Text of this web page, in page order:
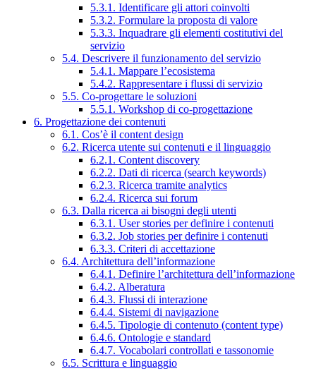
5.3.1. Identificare gli attori coinvolti
5.3.2. Formulare la proposta di valore
5.3.3. Inquadrare gli elementi costitutivi del
servizio
5.4. Descrivere il funzionamento del servizio
5.4.1. Mappare l’ecosistema
5.4.2. Rappresentare i flussi di servizio
5.5. Co-progettare le soluzioni
5.5.1. Workshop di co-progettazione
6. Progettazione dei contenuti
6.1. Cos’è il content design
6.2. Ricerca utente sui contenuti e il linguaggio
6.2.1. Content discovery
6.2.2. Dati di ricerca (search keywords)
6.2.3. Ricerca tramite analytics
6.2.4. Ricerca sui forum
6.3. Dalla ricerca ai bisogni degli utenti
6.3.1. User stories per definire i contenuti
6.3.2. Job stories per definire i contenuti
6.3.3. Criteri di accettazione
6.4. Architettura dell’informazione
6.4.1. Definire l’architettura dell’informazione
6.4.2. Alberatura
6.4.3. Flussi di interazione
6.4.4. Sistemi di navigazione
6.4.5. Tipologie di contenuto (content type)
6.4.6. Ontologie e standard
6.4.7. Vocabolari controllati e tassonomie
6.5. Scrittura e linguaggio